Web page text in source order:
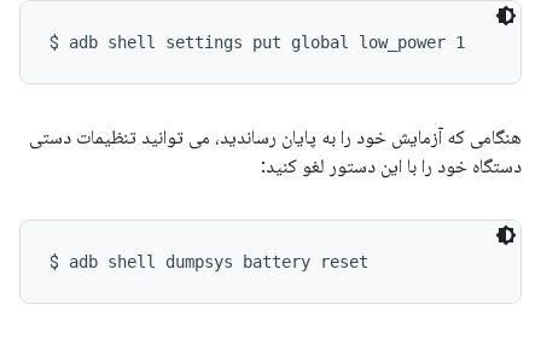
$ adb shell settings put global low_power 1
هنگامی که آزمایش خود را به پایان رساندید، می توانید تنظیمات دستی
دستگاه خود را با این دستور لغو کنید:
$ adb shell dumpsys battery reset